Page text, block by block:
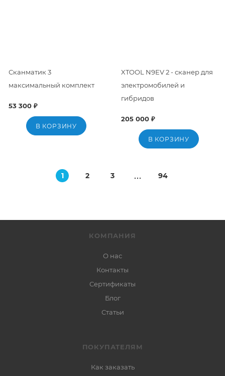
Сканматик 3
максимальный комплект
53 300 ₽
В КОРЗИНУ
XTOOL N9EV 2 - сканер для
электромобилей и
гибридов
205 000 ₽
В КОРЗИНУ
1 2 3 94
КОМПАНИЯ
О нас
Контакты
Сертификаты
Блог
Статьи
ПОКУПАТЕЛЯМ
Как заказать